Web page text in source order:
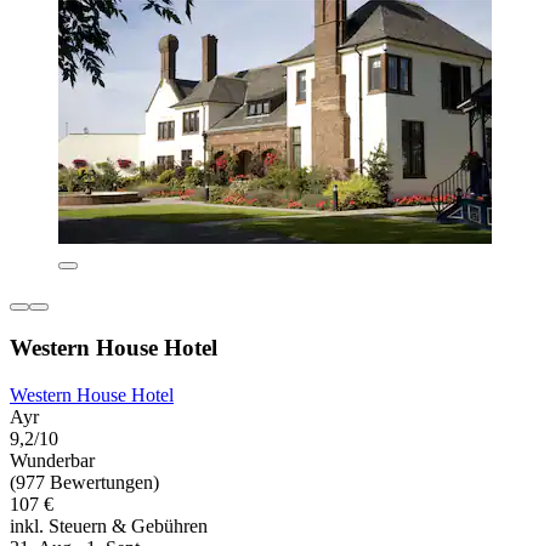
Western House Hotel
Western House Hotel
Ayr
9,2/10
Wunderbar
(977 Bewertungen)
107 €
inkl. Steuern & Gebühren